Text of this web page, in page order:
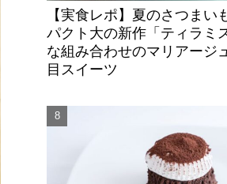
【実食レポ】夏のさつまい
パクト大の新作「ティラミ
な組み合わせのマリアージ
目スイーツ